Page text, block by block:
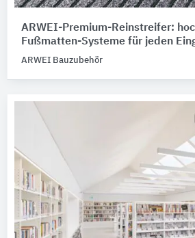
ARWEI-Premium-Reinstreifer:
Fußmatten-Systeme für jeden
ARWEI Bauzubehör